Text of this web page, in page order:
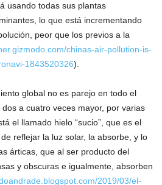
usando todas sus plantas
lo que está incrementando
peor que los previos a la
chinas-air-pollution-is-
1843520326).
global no es parejo en todo el
a cuatro veces mayor, por varias
el llamado hielo “sucio”, que es el
reflejar la luz solar, la absorbe, y lo
árticas, que al ser producto del
y obscuras e igualmente, absorben
2019/03/el-